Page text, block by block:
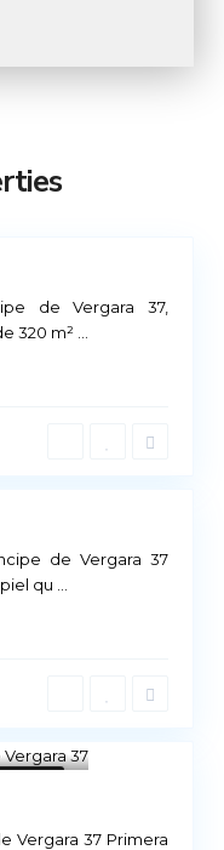
de Vergara 37,
320 m²
de Vergara 37
qu
Vergara 37 Primera